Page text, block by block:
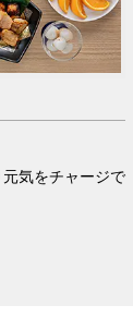
気をチャージで